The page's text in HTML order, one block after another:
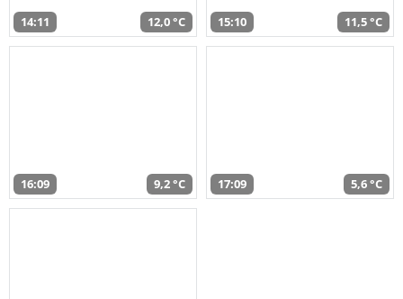
14:11 12,0 °C 15:10 11,5 °C
16:09 9,2 °C 17:09 5,6 °C